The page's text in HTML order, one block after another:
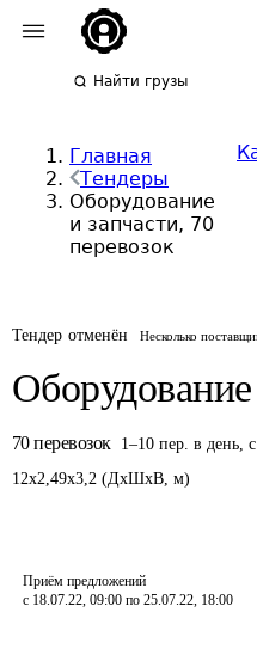
Найти грузы
Главная
Тендеры
Оборудование
и запчасти, 70
перевозок
Тендер отменён Несколько
70 перевозок 1–10 пер. в день,
12x2,49x3,2 (ДxШxВ, м)
Приём предложений
с 18.07.22, 09:00 по 25.07.22, 18:00